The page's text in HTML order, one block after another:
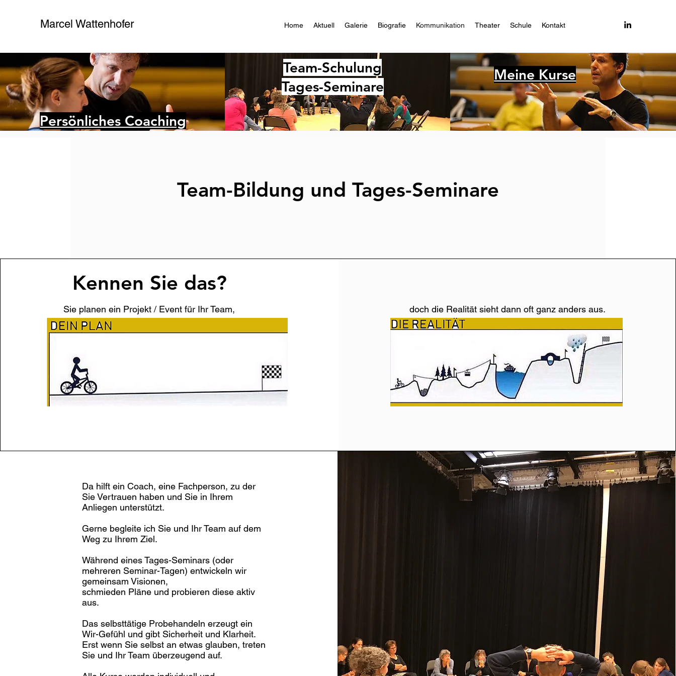
Marcel Wattenhofer Home Aktuell Galerie Biografie Kommunikation Theater Schule Kontakt
Persönliches Coaching
Team-Schulung
Tages-Seminare
Meine Kurse
Team-Bildung und Tages-Seminare
Kennen Sie das?
Sie planen ein Projekt / Event für Ihr Team, doch die Realität sieht dann oft ganz anders aus.
Da hilft ein Coach, eine Fachperson, zu der
Sie Vertrauen haben und Sie in Ihrem
Anliegen unterstützt.
Gerne begleite ich Sie und Ihr Team auf dem
Weg zu Ihrem Ziel.
Während eines Tages-Seminars (oder
mehreren Seminar-Tagen) entwickeln wir
gemeinsam Visionen,
schmieden Pläne und probieren diese aktiv
aus.
Das selbsttätige Probehandeln erzeugt ein
Wir-Gefühl und gibt Sicherheit und Klarheit.
Erst wenn Sie selbst an etwas glauben, treten
Sie und Ihr Team überzeugend auf.